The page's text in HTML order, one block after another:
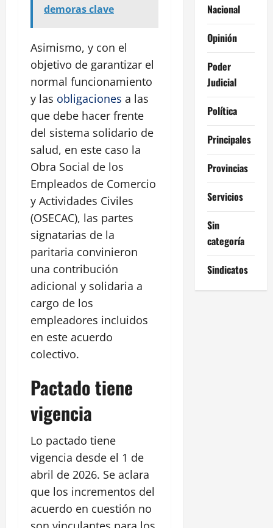
demoras clave
Asimismo, y con el
objetivo de garantizar el
normal funcionamiento
y las obligaciones a las
que debe hacer frente
del sistema solidario de
salud, en este caso la
Obra Social de los
Empleados de Comercio
y Actividades Civiles
(OSECAC), las partes
signatarias de la
paritaria convinieron
una contribución
adicional y solidaria a
cargo de los
empleadores incluidos
en este acuerdo
colectivo.
Pactado tiene
vigencia
Lo pactado tiene
vigencia desde el 1 de
abril de 2026. Se aclara
que los incrementos del
acuerdo en cuestión no
Nacional
Opinión
Poder
Judicial
Política
Principales
Provincias
Servicios
Sin
categoría
Sindicatos